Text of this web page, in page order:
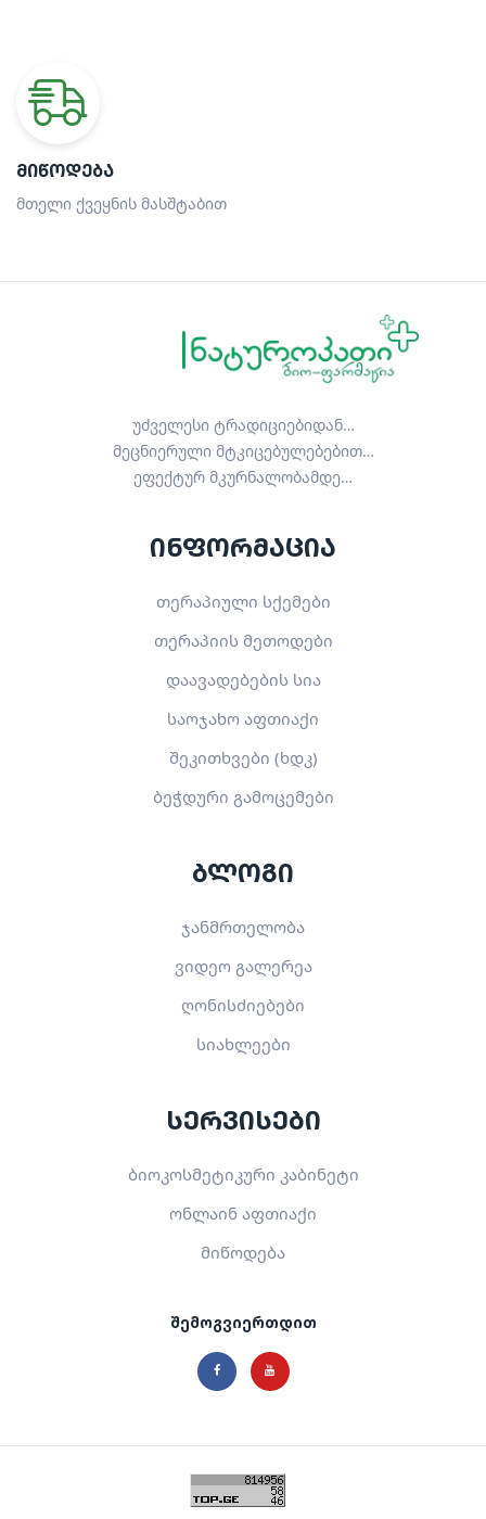
ᲛᲘᲬᲝᲓᲔᲑᲐ
მთელი ქვეყნის მასშტაბით
უძველესი ტრადიციებიდან…
მეცნიერული მტკიცებულებებით…
ეფექტურ მკურნალობამდე…
ინფორმაცია
თერაპიული სქემები
თერაპიის მეთოდები
დაავადებების სია
საოჯახო აფთიაქი
შეკითხვები (ხდკ)
ბეჭდური გამოცემები
ბლოგი
ჯანმრთელობა
ვიდეო გალერეა
ღონისძიებები
სიახლეები
სერვისები
ბიოკოსმეტიკური კაბინეტი
ონლაინ აფთიაქი
მიწოდება
შემოგვიერთდით